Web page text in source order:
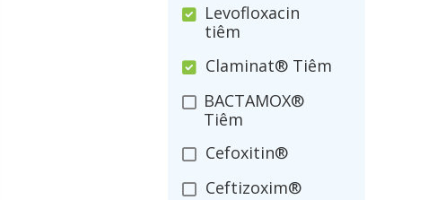
Levofloxacin
tiêm
Claminat® Tiêm
BACTAMOX®
Tiêm
Cefoxitin®
Ceftizoxim®